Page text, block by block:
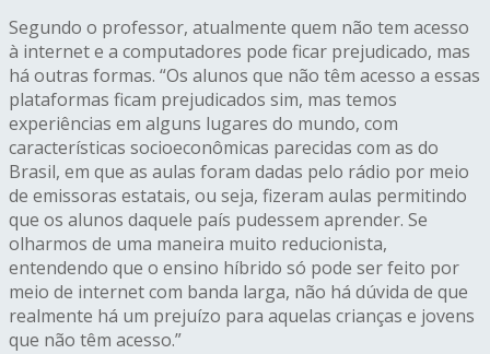
Segundo o professor, atualmente quem não tem acesso
à internet e a computadores pode ficar prejudicado, mas
há outras formas. “Os alunos que não têm acesso a essas
plataformas ficam prejudicados sim, mas temos
experiências em alguns lugares do mundo, com
características socioeconômicas parecidas com as do
Brasil, em que as aulas foram dadas pelo rádio por meio
de emissoras estatais, ou seja, fizeram aulas permitindo
que os alunos daquele país pudessem aprender. Se
olharmos de uma maneira muito reducionista,
entendendo que o ensino híbrido só pode ser feito por
meio de internet com banda larga, não há dúvida de que
realmente há um prejuízo para aquelas crianças e jovens
que não têm acesso.”